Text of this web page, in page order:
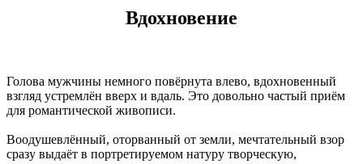
Вдохновение
Голова мужчины немного повёрнута влево, вдохновенный
взгляд устремлён вверх и вдаль. Это довольно частый приём
для романтической живописи.
Воодушевлённый, оторванный от земли, мечтательный взор
сразу выдаёт в портретируемом натуру творческую,